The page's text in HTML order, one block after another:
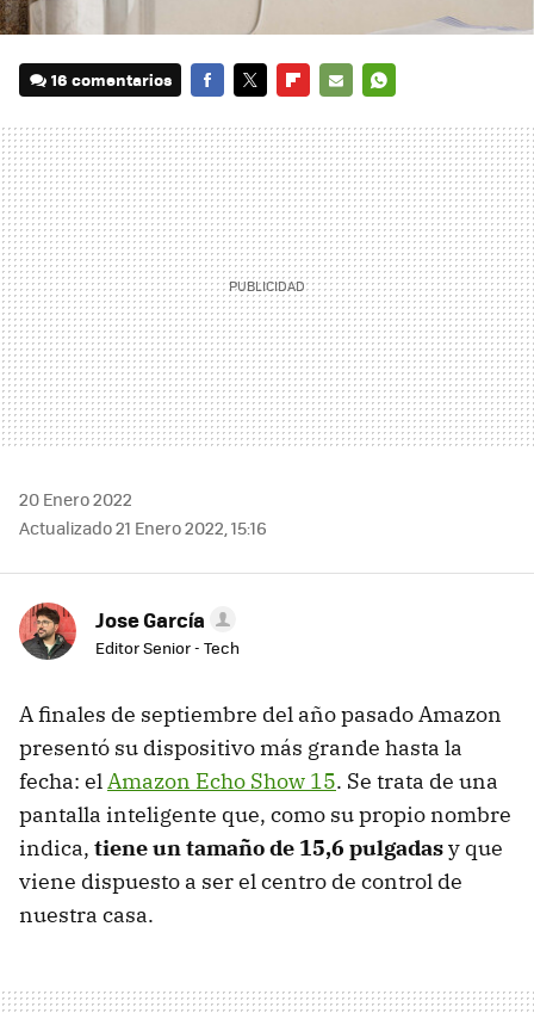
16 comentarios
MAIL
20 Enero 2022
Actualizado 21 Enero 2022, 15:16
Jose García
Editor Senior - Tech
A finales de septiembre del año pasado Amazon
presentó su dispositivo más grande hasta la
fecha: elAmazon Echo Show 15. Se trata de una
pantalla inteligente que, como su propio nombre
indica, tiene un tamaño de 15,6 pulgadasy que
viene dispuesto a ser el centro de control de
nuestra casa.